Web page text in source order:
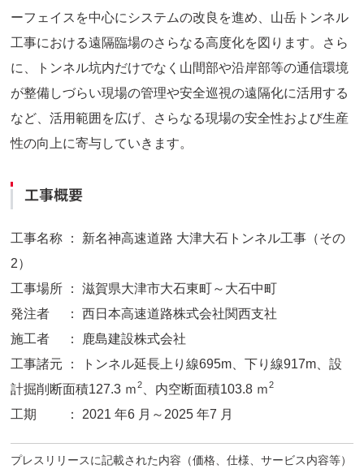
ーフェイスを中心にシステムの改良を進め、山岳トンネル
工事における遠隔臨場のさらなる高度化を図ります。さら
に、トンネル坑内だけでなく山間部や沿岸部等の通信環境
が整備しづらい現場の管理や安全巡視の遠隔化に活用する
など、活用範囲を広げ、さらなる現場の安全性および生産
性の向上に寄与していきます。
工事概要
工事名称 ： 新名神高速道路 大津大石トンネル工事（その
2）
工事場所 ： 滋賀県大津市大石東町～大石中町
発注者 ： 西日本高速道路株式会社関西支社
施工者 ： 鹿島建設株式会社
工事諸元 ： トンネル延長上り線695m、下り線917m、設
計掘削断面積127.3 ｍ2 、内空断面積103.8 ｍ2
工期 ： 2021 年6 月～2025 年7 月
プレスリリースに記載された内容（価格、仕様、サービス内容等）